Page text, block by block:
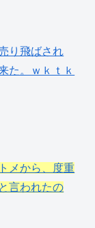
り飛ばされ
た。ｗｋｔｋ
メから、度重
言われたの